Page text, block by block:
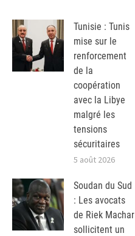
Tunisie : Tunis
mise sur le
renforcement
de la
coopération
avec la Libye
malgré les
tensions
sécuritaires
5 août 2026
Soudan du Sud
: Les avocats
de Riek Machar
sollicitent un